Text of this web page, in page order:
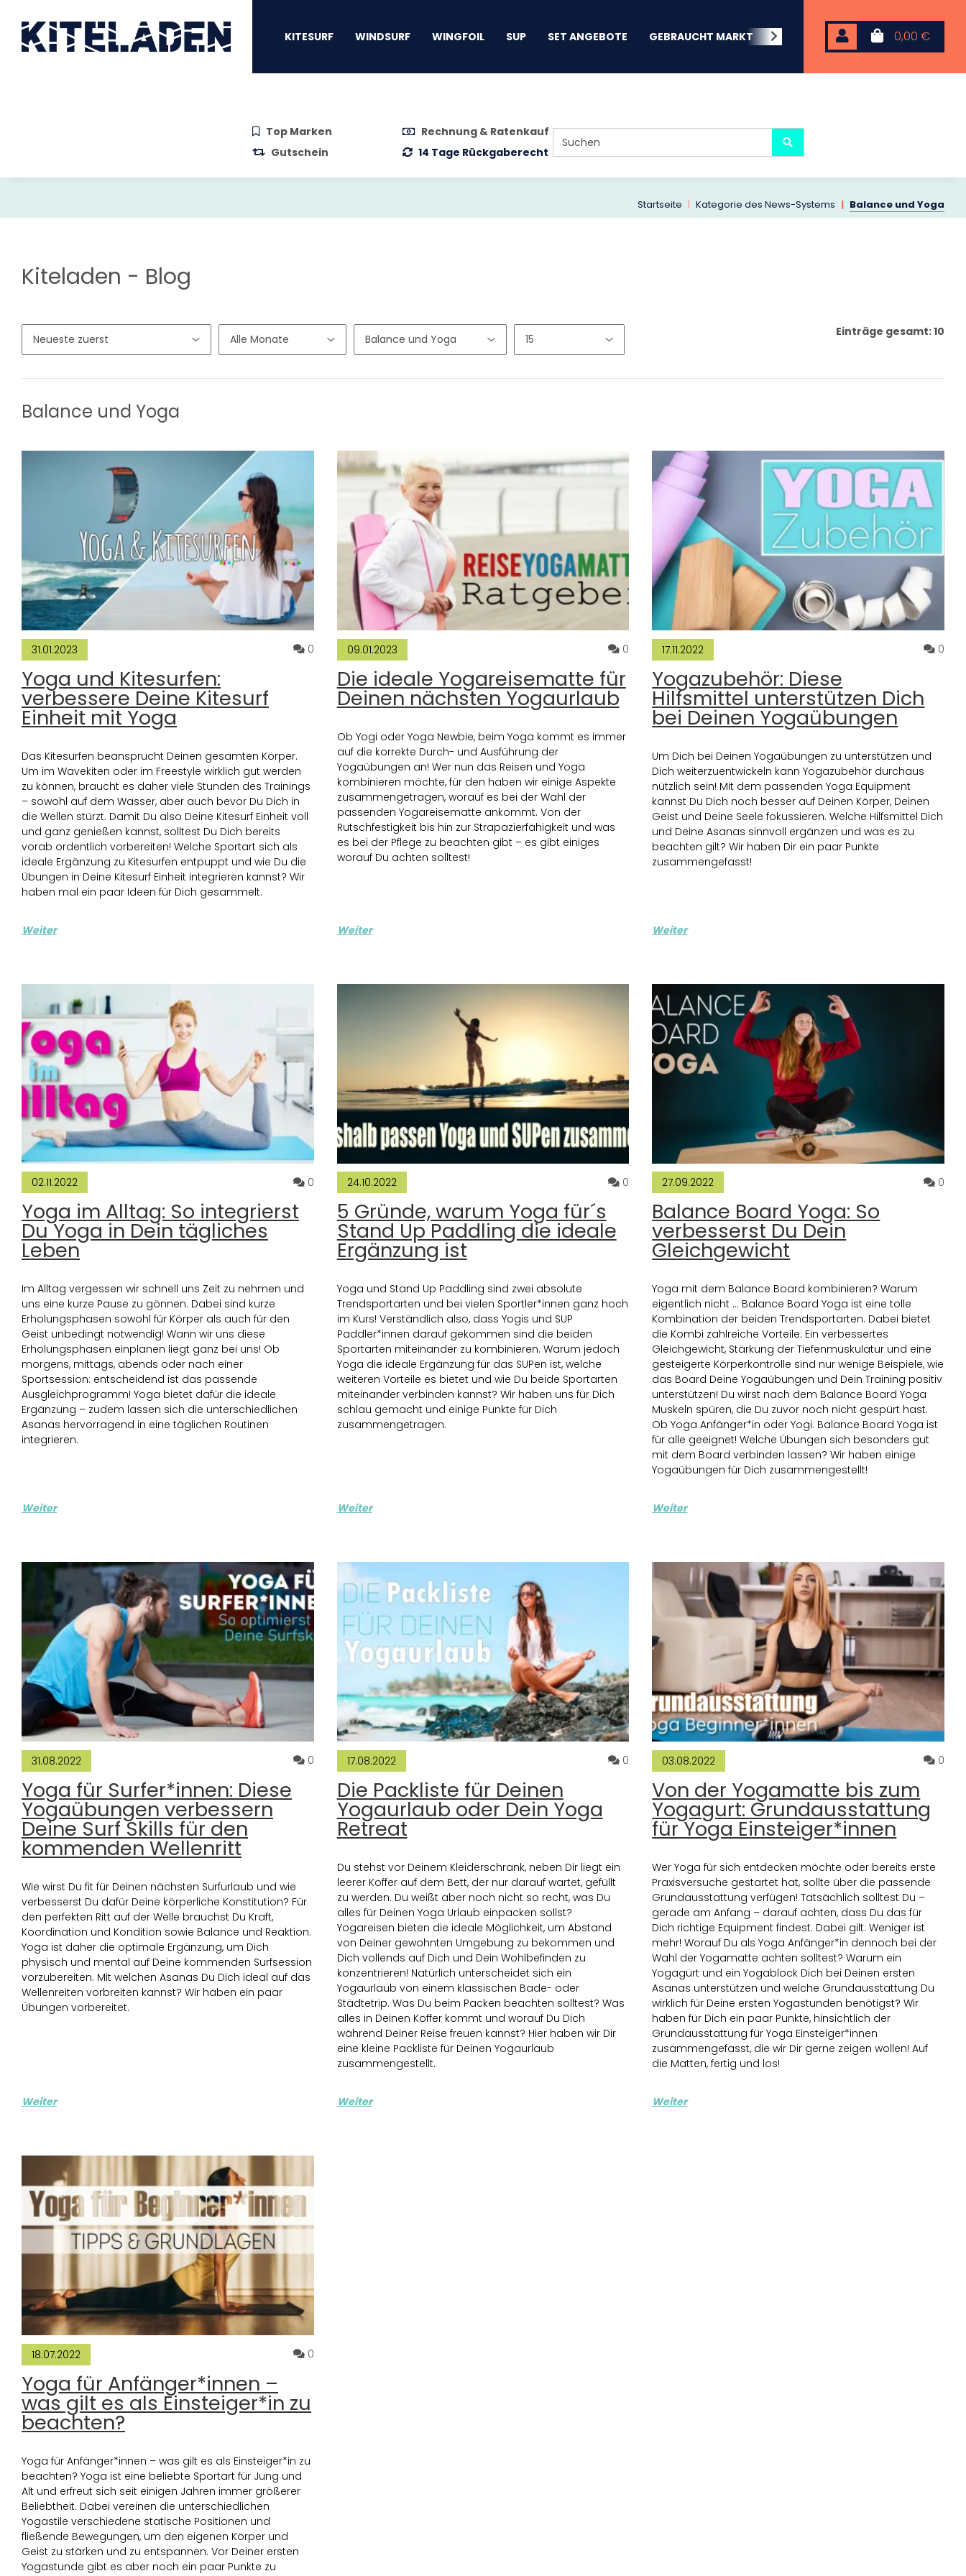
0,00 €
KITESURF WINDSURF WINGFOIL SUP SET ANGEBOTE GEBRAUCHT MARKT BEACHWEAR NEOPREN
Top Marken
Rechnung & Ratenkauf
Gutschein
14 Tage Rückgaberecht
Startseite Kategorie des News-Systems Balance und Yoga
Kiteladen - Blog
Einträge gesamt: 10
Balance und Yoga
31.01.2023 0Kommentare zum Artikel Yoga und Kitesurfen: verbessere Deine Kitesurf Einheit mit Yoga
Yoga und Kitesurfen:
verbessere Deine Kitesurf
Einheit mit Yoga
Das Kitesurfen beansprucht Deinen gesamten Körper.
Um im Wavekiten oder im Freestyle wirklich gut werden
zu können, braucht es daher viele Stunden des Trainings
– sowohl auf dem Wasser, aber auch bevor Du Dich in
die Wellen stürzt. Damit Du also Deine Kitesurf Einheit voll
und ganz genießen kannst, solltest Du Dich bereits
vorab ordentlich vorbereiten! Welche Sportart sich als
ideale Ergänzung zu Kitesurfen entpuppt und wie Du die
Übungen in Deine Kitesurf Einheit integrieren kannst? Wir
haben mal ein paar Ideen für Dich gesammelt.
Weiter
09.01.2023 0 Kommentare zum Artikel Die ideale Yogareisematte für Deinen
Die ideale Yogareisematte für
Deinen nächsten Yogaurlaub
Ob Yogi oder Yoga Newbie, beim Yoga kommt es immer
auf die korrekte Durch- und Ausführung der
Yogaübungen an! Wer nun das Reisen und Yoga
kombinieren möchte, für den haben wir einige Aspekte
zusammengetragen, worauf es bei der Wahl der
passenden Yogareisematte ankommt. Von der
Rutschfestigkeit bis hin zur Strapazierfähigkeit und was
es bei der Pflege zu beachten gibt – es gibt einiges
worauf Du achten solltest!
Weiter
17.11.2022 0
Yogazubehör: Diese
Hilfsmittel unterstützen Dich
bei Deinen Yogaübungen
Um Dich bei Deinen Yogaübungen zu unterstützen und
Dich weiterzuentwickeln kann Yogazubehör durchaus
nützlich sein! Mit dem passenden Yoga Equipment
kannst Du Dich noch besser auf Deinen Körper, Deinen
Geist und Deine Seele fokussieren. Welche Hilfsmittel Dich
und Deine Asanas sinnvoll ergänzen und was es zu
beachten gilt? Wir haben Dir ein paar Punkte
zusammengefasst!
Weiter
02.11.2022 0Kommentare zum Artikel Yoga im Alltag: So integrierst Du Yoga in Dein tägliches Leben
Yoga im Alltag: So integrierst
Du Yoga in Dein tägliches
Leben
Im Alltag vergessen wir schnell uns Zeit zu nehmen und
uns eine kurze Pause zu gönnen. Dabei sind kurze
Erholungsphasen sowohl für Körper als auch für den
Geist unbedingt notwendig! Wann wir uns diese
Erholungsphasen einplanen liegt ganz bei uns! Ob
morgens, mittags, abends oder nach einer
Sportsession: entscheidend ist das passende
Ausgleichprogramm! Yoga bietet dafür die ideale
Ergänzung – zudem lassen sich die unterschiedlichen
Asanas hervorragend in eine täglichen Routinen
integrieren.
Weiter
24.10.2022 0 Kommentare zum Artikel 5 Gründe, warum Yoga für´s Stand Up
5 Gründe, warum Yoga für´s
Stand Up Paddling die ideale
Ergänzung ist
Yoga und Stand Up Paddling sind zwei absolute
Trendsportarten und bei vielen Sportler*innen ganz hoch
im Kurs! Verständlich also, dass Yogis und SUP
Paddler*innen darauf gekommen sind die beiden
Sportarten miteinander zu kombinieren. Warum jedoch
Yoga die ideale Ergänzung für das SUPen ist, welche
weiteren Vorteile es bietet und wie Du beide Sportarten
miteinander verbinden kannst? Wir haben uns für Dich
schlau gemacht und einige Punkte für Dich
zusammengetragen.
Weiter
27.09.2022 0
Balance Board Yoga: So
verbesserst Du Dein
Gleichgewicht
Yoga mit dem Balance Board kombinieren? Warum
eigentlich nicht … Balance Board Yoga ist eine tolle
Kombination der beiden Trendsportarten. Dabei bietet
die Kombi zahlreiche Vorteile: Ein verbessertes
Gleichgewicht, Stärkung der Tiefenmuskulatur und eine
gesteigerte Körperkontrolle sind nur wenige Beispiele, wie
das Board Deine Yogaübungen und Dein Training positiv
unterstützen! Du wirst nach dem Balance Board Yoga
Muskeln spüren, die Du zuvor noch nicht gespürt hast.
Ob Yoga Anfänger*in oder Yogi: Balance Board Yoga ist
für alle geeignet! Welche Übungen sich besonders gut
mit dem Board verbinden lassen? Wir haben einige
Yogaübungen für Dich zusammengestellt!
Weiter
31.08.2022 0Kommentare zum Artikel Yoga für Surfer*innen: Diese Yogaübungen verbessern Deine Surf Skills für den kommenden Wellenritt
Yoga für Surfer*innen: Diese
Yogaübungen verbessern
Deine Surf Skills für den
kommenden Wellenritt
Wie wirst Du fit für Deinen nächsten Surfurlaub und wie
verbesserst Du dafür Deine körperliche Konstitution? Für
den perfekten Ritt auf der Welle brauchst Du Kraft,
Koordination und Kondition sowie Balance und Reaktion.
Yoga ist daher die optimale Ergänzung, um Dich
physisch und mental auf Deine kommenden Surfsession
vorzubereiten. Mit welchen Asanas Du Dich ideal auf das
Wellenreiten vorbreiten kannst? Wir haben ein paar
Übungen vorbereitet.
Weiter
17.08.2022 0 Kommentare zum Artikel Die Packliste für Deinen Yogaurlaub
Die Packliste für Deinen
Yogaurlaub oder Dein Yoga
Retreat
Du stehst vor Deinem Kleiderschrank, neben Dir liegt ein
leerer Koffer auf dem Bett, der nur darauf wartet, gefüllt
zu werden. Du weißt aber noch nicht so recht, was Du
alles für Deinen Yoga Urlaub einpacken sollst?
Yogareisen bieten die ideale Möglichkeit, um Abstand
von Deiner gewohnten Umgebung zu bekommen und
Dich vollends auf Dich und Dein Wohlbefinden zu
konzentrieren! Natürlich unterscheidet sich ein
Yogaurlaub von einem klassischen Bade- oder
Städtetrip. Was Du beim Packen beachten solltest? Was
alles in Deinen Koffer kommt und worauf Du Dich
während Deiner Reise freuen kannst? Hier haben wir Dir
eine kleine Packliste für Deinen Yogaurlaub
zusammengestellt.
Weiter
03.08.2022 0
Von der Yogamatte bis zum
Yogagurt: Grundausstattung
für Yoga Einsteiger*innen
Wer Yoga für sich entdecken möchte oder bereits erste
Praxisversuche gestartet hat, sollte über die passende
Grundausstattung verfügen! Tatsächlich solltest Du –
gerade am Anfang – darauf achten, dass Du das für
Dich richtige Equipment findest. Dabei gilt: Weniger ist
mehr! Worauf Du als Yoga Anfänger*in dennoch bei der
Wahl der Yogamatte achten solltest? Warum ein
Yogagurt und ein Yogablock Dich bei Deinen ersten
Asanas unterstützen und welche Grundausstattung Du
wirklich für Deine ersten Yogastunden benötigst? Wir
haben für Dich ein paar Punkte, hinsichtlich der
Grundausstattung für Yoga Einsteiger*innen
zusammengefasst, die wir Dir gerne zeigen wollen! Auf
die Matten, fertig und los!
Weiter
18.07.2022 0Kommentare zum Artikel Yoga für Anfänger*innen – was gilt es als Einsteiger*in zu beachten?
Yoga für Anfänger*innen –
was gilt es als Einsteiger*in zu
beachten?
Yoga für Anfänger*innen – was gilt es als Einsteiger*in zu
beachten? Yoga ist eine beliebte Sportart für Jung und
Alt und erfreut sich seit einigen Jahren immer größerer
Beliebtheit. Dabei vereinen die unterschiedlichen
Yogastile verschiedene statische Positionen und
fließende Bewegungen, um den eigenen Körper und
Geist zu stärken und zu entspannen. Vor Deiner ersten
Yogastunde gibt es aber noch ein paar Punkte zu